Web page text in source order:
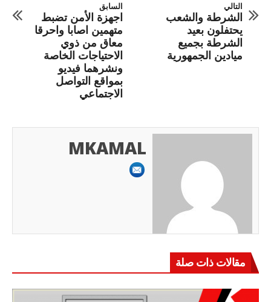
السابق
اجهزة الأمن تضبط
متهمين اصابا واحرقا
معاق من ذوي
الاحتياجات الخاصة
ونشرهما فيديو
بمواقع التواصل
الاجتماعي
التالي
الشرطة والشعب
يحتفلون بعيد
الشرطة بجميع
ميادين الجمهورية
MKAMAL
مقالات ذات صلة